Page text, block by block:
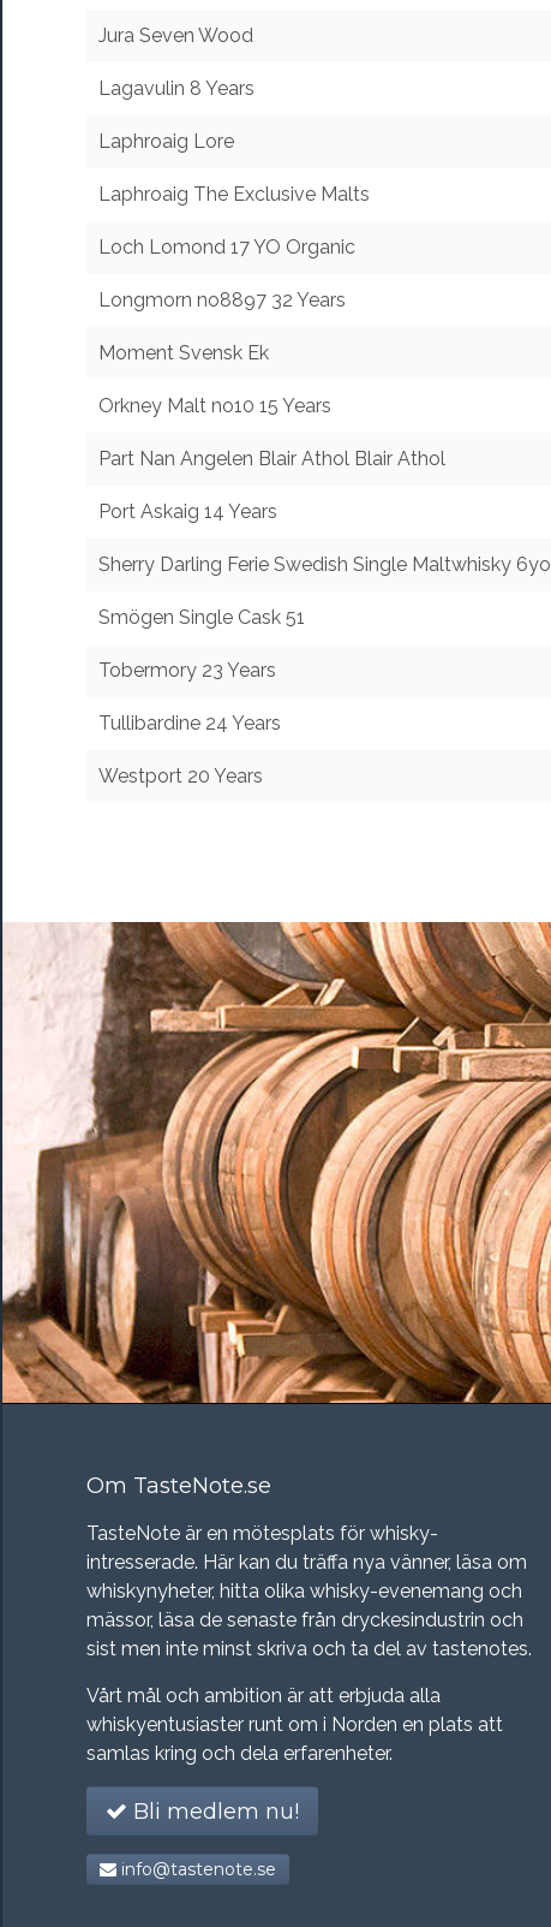
Jura Seven Wood
Lagavulin 8 Years
Laphroaig Lore
Laphroaig The Exclusive Malts
Loch Lomond 17 YO Organic
Longmorn no8897 32 Years
Moment Svensk Ek
Orkney Malt no10 15 Years
Part Nan Angelen Blair Athol Blair Athol
Port Askaig 14 Years
Sherry Darling Ferie Swedish Single Maltwhisky 6yo
Smögen Single Cask 51
Tobermory 23 Years
Tullibardine 24 Years
Westport 20 Years
Om TasteNote.se
TasteNote är en mötesplats för whisky-
intresserade. Här kan du träffa nya vänner, läsa om
whiskynyheter, hitta olika whisky-evenemang och
mässor, läsa de senaste från dryckesindustrin och
sist men inte minst skriva och ta del av tastenotes.
Vårt mål och ambition är att erbjuda alla
whiskyentusiaster runt om i Norden en plats att
samlas kring och dela erfarenheter.
Bli medlem nu!
info@tastenote.se